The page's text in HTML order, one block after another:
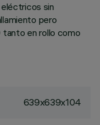
sin
pero
en rollo como
639x639x104